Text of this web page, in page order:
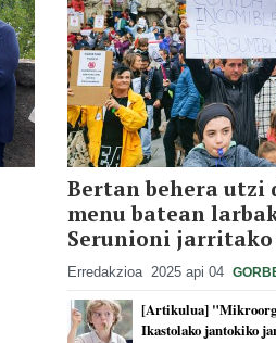
Bertan behera utzi
menu batean
Serunioni
Erredakzioa 2025 api 04
[Artikulua]
Ikastolako jantokiko